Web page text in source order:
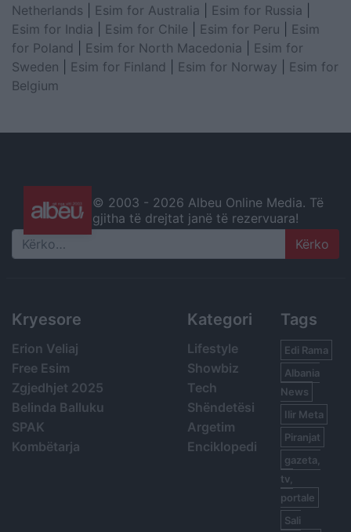
Netherlands
Esim for Australia Esim for Russia
Esim for India
Esim for Chile Esim for Peru
Esim
for Poland
Esim for North Macedonia
Esim for
Sweden
Esim for Finland Esim for Norway
Esim for
Belgium
© 2003 - 2026 Albeu Online Media. Të
gjitha të drejtat janë të rezervuara!
Search
Kryesore
Erion Veliaj
Free Esim
Zgjedhjet 2025
Belinda Balluku
SPAK
Kombëtarja
Kategori
Lifestyle
Showbiz
Tech
Shëndetësi
Argetim
Enciklopedi
Tags
Edi Rama
Albania
News
Ilir Meta
Piranjat
gazeta,
tv,
portale
Sali